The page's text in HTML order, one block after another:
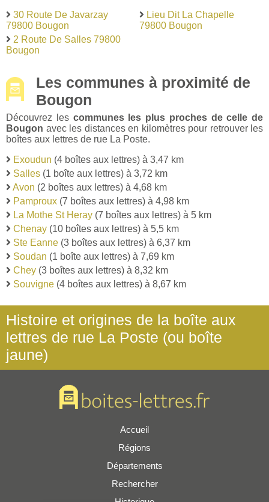
30 Route De Javarzay
79800 Bougon
2 Route De Salles 79800
Bougon
Lieu Dit La Chapelle
79800 Bougon
Les communes à proximité de
Bougon
Découvrez les communes les plus proches de celle de
Bougon avec les distances en kilomètres pour retrouver les
boîtes aux lettres de rue La Poste.
Exoudun (4 boîtes aux lettres) à 3,47 km
Salles (1 boîte aux lettres) à 3,72 km
Avon (2 boîtes aux lettres) à 4,68 km
Pamproux (7 boîtes aux lettres) à 4,98 km
La Mothe St Heray (7 boîtes aux lettres) à 5 km
Chenay (10 boîtes aux lettres) à 5,5 km
Ste Eanne (3 boîtes aux lettres) à 6,37 km
Soudan (1 boîte aux lettres) à 7,69 km
Chey (3 boîtes aux lettres) à 8,32 km
Souvigne (4 boîtes aux lettres) à 8,67 km
Histoire et origines de la boîte aux
lettres de rue La Poste (ou boîte
jaune)
Accueil
Régions
Départements
Rechercher